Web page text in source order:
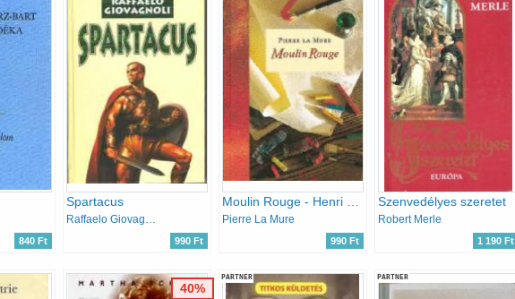
840 Ft
Spartacus
Raffaelo Giovagnoli
990 Ft
Pierre La Mure
990 Ft
Szenvedélyes szeretet
Robert Merle
1 190 Ft
40%
PARTNER PARTNER